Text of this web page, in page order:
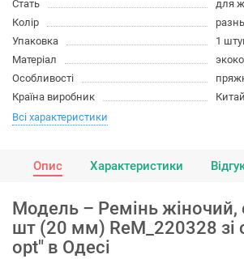
Стать
для
Колір
Упаковка
1
Матеріал
Особливості
Країна виробник
Китай
Всі характеристики
Опис Характеристики
Модель – Ремінь жіночий,
шт (20 мм) ReM_220328 зі
opt" в Одесі